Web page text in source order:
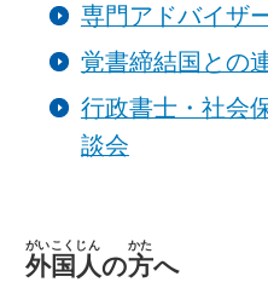
専門アドバイザ
覚書締結国との
行政書士・社会
談会
外国人
がいこくじん
の方
かた
へ